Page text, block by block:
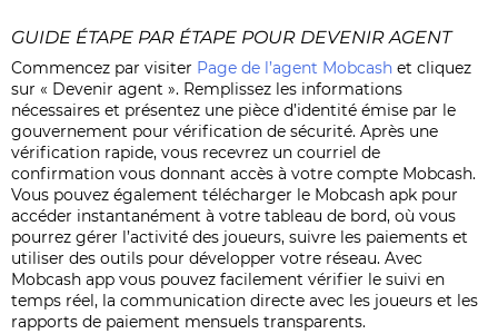
GUIDE ÉTAPE PAR ÉTAPE POUR DEVENIR AGENT
Commencez par visiter Page de l’agent Mobcash et cliquez
sur « Devenir agent ». Remplissez les informations
nécessaires et présentez une pièce d’identité émise par le
gouvernement pour vérification de sécurité. Après une
vérification rapide, vous recevrez un courriel de
confirmation vous donnant accès à votre compte Mobcash.
Vous pouvez également télécharger le Mobcash apk pour
accéder instantanément à votre tableau de bord, où vous
pourrez gérer l’activité des joueurs, suivre les paiements et
utiliser des outils pour développer votre réseau. Avec
Mobcash app vous pouvez facilement vérifier le suivi en
temps réel, la communication directe avec les joueurs et les
rapports de paiement mensuels transparents.